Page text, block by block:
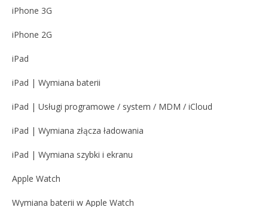
iPhone 3G
iPhone 2G
iPad
iPad | Wymiana baterii
iPad | Usługi programowe / system / MDM / iCloud
iPad | Wymiana złącza ładowania
iPad | Wymiana szybki i ekranu
Apple Watch
Wymiana baterii w Apple Watch